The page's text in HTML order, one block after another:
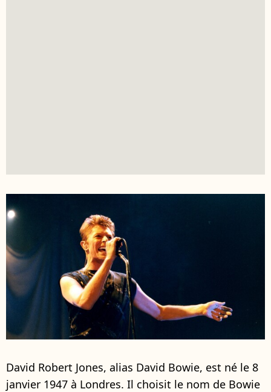
David Robert Jones, alias David Bowie, est né le 8
janvier 1947 à Londres. Il choisit le nom de Bowie